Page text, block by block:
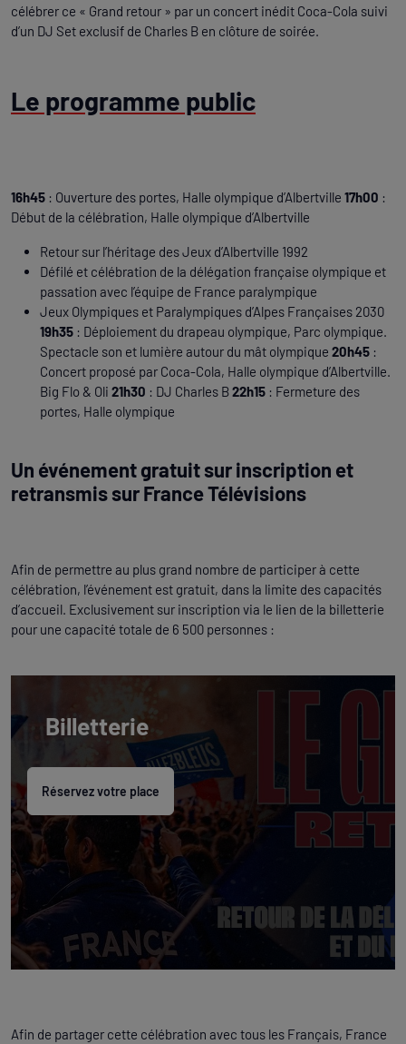
célébrer ce « Grand retour » par un concert inédit Coca-Cola suivi
d’un DJ Set exclusif de Charles B en clôture de soirée.
Le programme public
16h45 : Ouverture des portes, Halle olympique d’Albertville 17h00 :
Début de la célébration, Halle olympique d’Albertville
Retour sur l’héritage des Jeux d’Albertville 1992
Défilé et célébration de la délégation française olympique et
passation avec l’équipe de France paralympique
Jeux Olympiques et Paralympiques d’Alpes Françaises 2030
19h35 : Déploiement du drapeau olympique, Parc olympique.
Spectacle son et lumière autour du mât olympique 20h45 :
Concert proposé par Coca-Cola, Halle olympique d’Albertville.
Big Flo & Oli 21h30 : DJ Charles B22h15 : Fermeture des
portes, Halle olympique
Un événement gratuit sur inscription et
retransmis sur France Télévisions
Afin de permettre au plus grand nombre de participer à cette
célébration, l’événement est gratuit, dans la limite des capacités
d’accueil. Exclusivement sur inscription via le lien de la billetterie
pour une capacité totale de 6 500 personnes :
Billetterie
Réservez votre place
Afin de partager cette célébration avec tous les Français, France